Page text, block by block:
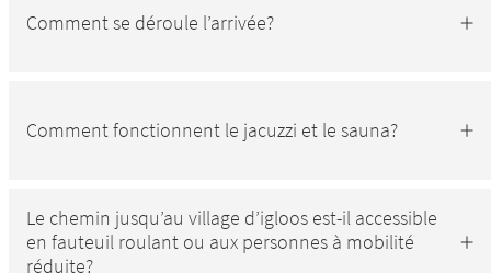
Comment se déroule l’arrivée?
Comment fonctionnent le jacuzzi et le sauna?
Le chemin jusqu’au village d’igloos est-il accessible
en fauteuil roulant ou aux personnes à mobilité
réduite?